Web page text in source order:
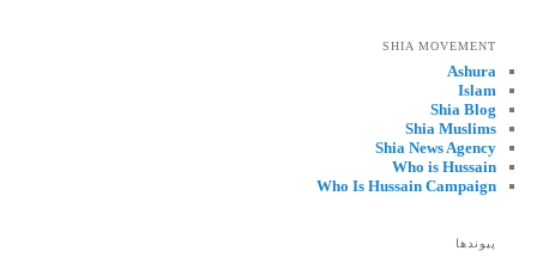
SHIA MOVEMENT
Ashura
Islam
Shia Blog
Shia Muslims
Shia News Agency
Who is Hussain
Who Is Hussain Campaign
پیوندها